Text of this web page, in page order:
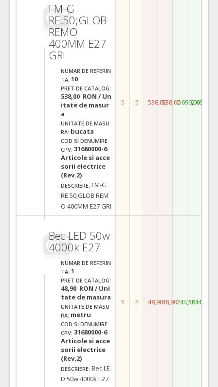
FM-G
RE.50;GLOB
REMO
400MM E27
GRI
NUMAR DE REFERIN
TA: 10
PRET DE CATALOG:
538,00 RON / Un
itate de masur
a
UNITATE DE MASU
RA: bucata
COD SI DENUMIRE
CPV: 31680000-6
Articole si acce
sorii electrice
(Rev.2)
DESCRIERE: FM-G
RE.50;GLOB REM
O 400MM E27 GRI
5 5 538,00538,002.690,002.690,00
Bec LED 50w
4000k E27
NUMAR DE REFERIN
TA: 1
PRET DE CATALOG:
48,90 RON / Uni
tate de masura
UNITATE DE MASU
RA: metru
COD SI DENUMIRE
CPV: 31680000-6
Articole si acce
sorii electrice
(Rev.2)
DESCRIERE: Bec LE
D 50w 4000k E27
5 5 48,9048,90244,50244,50